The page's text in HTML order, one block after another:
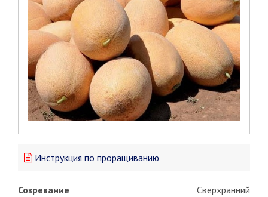
Инструкция по проращиванию
Созревание
Сверхранний